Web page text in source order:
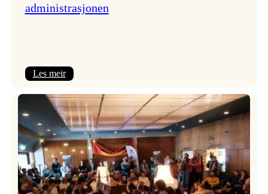
administrasjonen
Les meir:
frå
Vossa
Jazz
om
endringar
i
administrasjonen